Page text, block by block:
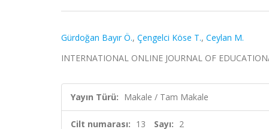
Gürdoğan Bayır Ö., Çengelci Köse T., Ceylan M.
INTERNATIONAL ONLINE JOURNAL OF
Yayın Türü: Makale / Tam Makale
Cilt numarası: 13 Sayı: 2